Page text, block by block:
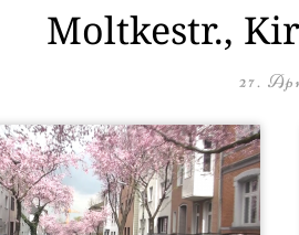
Moltkestr.,
27.